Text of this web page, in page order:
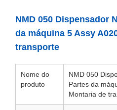
NMD 050 Dispensador
da máquina 5 Assy
transporte
Nome do
produto
NMD 050
Partes da
Montaria de